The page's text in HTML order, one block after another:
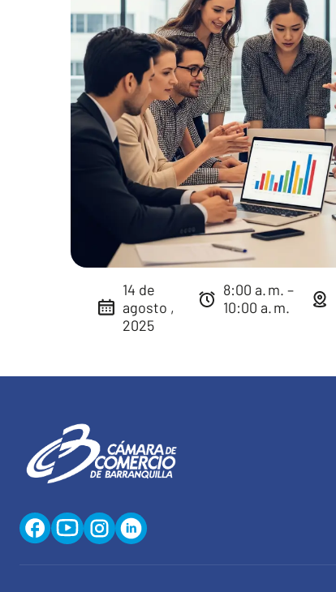
14 de
agosto ,
2025
8:00 a. m. –
10:00 a. m.